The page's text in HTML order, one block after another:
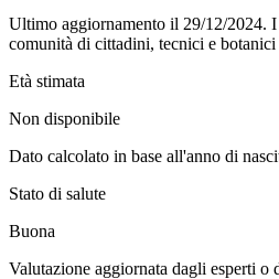
Ultimo aggiornamento il 29/12/2024.
comunità di cittadini, tecnici e botanici
Età stimata
Non disponibile
Dato calcolato in base all'anno di
Stato di salute
Buona
Valutazione aggiornata dagli esperti o